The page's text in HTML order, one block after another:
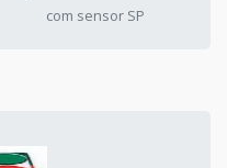
com sensor SP